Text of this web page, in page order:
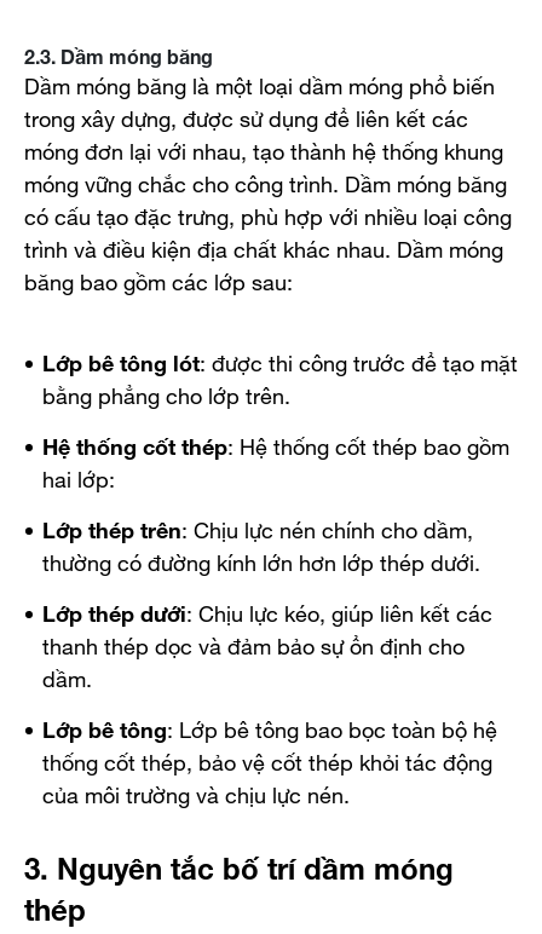
2.3. Dầm móng băng
Dầm móng băng là một loại dầm móng phổ biến
trong xây dựng, được sử dụng để liên kết các
móng đơn lại với nhau, tạo thành hệ thống khung
móng vững chắc cho công trình. Dầm móng băng
có cấu tạo đặc trưng, phù hợp với nhiều loại công
trình và điều kiện địa chất khác nhau. Dầm móng
băng bao gồm các lớp sau:
Lớp bê tông lót: được thi công trước để tạo mặt
bằng phẳng cho lớp trên.
Hệ thống cốt thép: Hệ thống cốt thép bao gồm
hai lớp:
Lớp thép trên: Chịu lực nén chính cho dầm,
thường có đường kính lớn hơn lớp thép dưới.
Lớp thép dưới: Chịu lực kéo, giúp liên kết các
thanh thép dọc và đảm bảo sự ổn định cho
dầm.
Lớp bê tông: Lớp bê tông bao bọc toàn bộ hệ
thống cốt thép, bảo vệ cốt thép khỏi tác động
của môi trường và chịu lực nén.
3. Nguyên tắc bố trí dầm móng
thép